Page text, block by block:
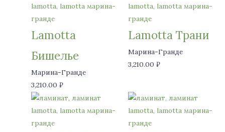
Lamotta
Бишелье
Марина-Гранде
3,210.00₽
Lamotta Трани
Марина-Гранде
3,210.00 ₽